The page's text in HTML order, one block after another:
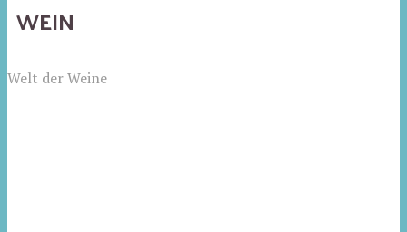
WEIN
Welt der Weine